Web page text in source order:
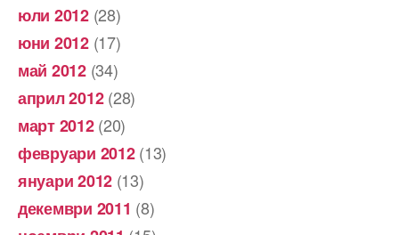
юли 2012(28)
юни 2012(17)
май 2012(34)
април 2012(28)
март 2012(20)
февруари 2012(13)
януари 2012 (13)
декември 2011 (8)